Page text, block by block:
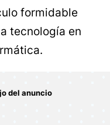
formidable
tecnología en